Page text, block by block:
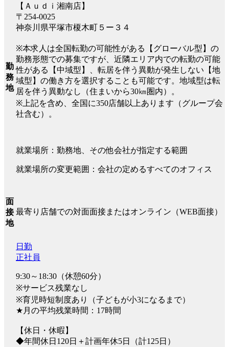
勤
務
地
【Ａｕｄｉ湘南店】
〒254-0025
神奈川県平塚市榎木町５ー３４
※本求人は全国転勤の可能性がある【グローバル型】の
勤務形態での募集ですが、近隣エリア内での転勤の可能
性がある【中域型】、転居を伴う異動が発生しない【地
域型】の働き方を選択することも可能です。地域型は転
居を伴う異動なし（住まいから30㎞圏内）。
※上記を含め、全国に350店舗以上あります（グループ会
社含む）。
就業場所：勤務地、その他会社が指定する範囲
就業場所の変更範囲：会社の定めるすべてのオフィス
面
接
地
最寄り店舗での対面面接またはオンライン（WEB面接）
日勤
正社員
9:30～18:30（休憩60分）
※サービス残業なし
※育児時短制度あり（子どもが小3になるまで）
★月の平均残業時間：17時間
【休日・休暇】
◆年間休日120日＋計画年休5日（計125日）